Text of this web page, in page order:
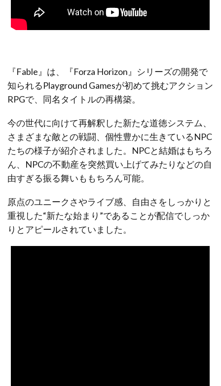
『Fable』は、『Forza Horizon』シリーズの開発で
知られるPlayground Gamesが初めて挑むアクション
RPGで、同名タイトルの再構築。
今の世代に向けて再解釈した新たな道徳システム、
さまざまな敵との戦闘、個性豊かに生きているNPC
たちの様子が紹介されました。NPCと結婚はもちろ
ん、NPCの不動産を突然買い上げてみたりなどの自
由すぎる振る舞いももちろん可能。
原点のユニークさやライブ感、自由さをしっかりと
重視した“新たな始まり”であることが配信でしっか
りとアピールされていました。